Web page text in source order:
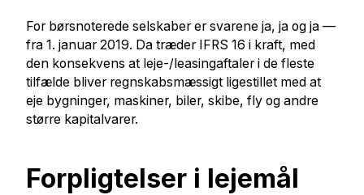
For børsnoterede selskaber er svarene ja, ja og ja —
fra 1. januar 2019. Da træder IFRS 16 i kraft, med
den konsekvens at leje-/leasingaftaler i de fleste
tilfælde bliver regnskabsmæssigt ligestillet med at
eje bygninger, maskiner, biler, skibe, fly og andre
større kapitalvarer.
Forpligtelser i lejemål